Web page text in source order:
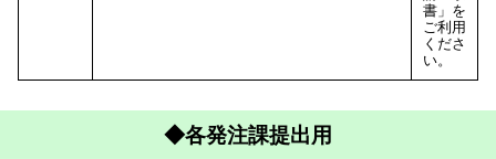
書」を
ご利用
くださ
い。
◆各発注課提出用